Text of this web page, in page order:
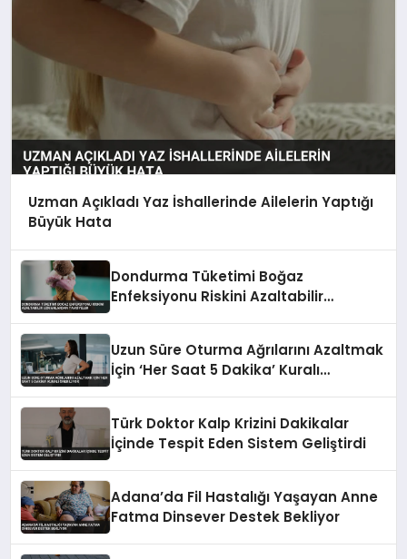
Uzman Açıkladı Yaz İshallerinde Ailelerin Yaptığı
Büyük Hata
Dondurma Tüketimi Boğaz
Enfeksiyonu Riskini Azaltabilir
Uzun Süre Oturma Ağrılarını Azaltmak
İçin ‘Her Saat 5 Dakika’ Kuralı
Türk Doktor Kalp Krizini Dakikalar
İçinde Tespit Eden Sistem Geliştirdi
Adana’da Fil Hastalığı Yaşayan Anne
Fatma Dinsever Destek Bekliyor